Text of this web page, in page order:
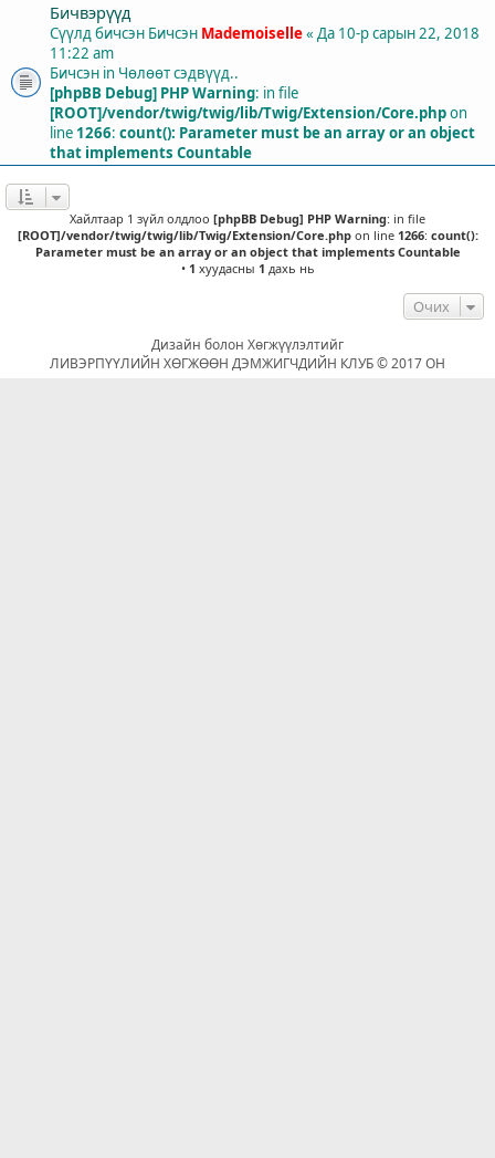
Бичвэрүүд
Сүүлд бичсэн Бичсэн Mademoiselle« Да 10-р сарын 22, 2018
11:22 am
Бичсэн in Чөлөөт сэдвүүд..
[phpBB Debug] PHP Warning: in file
[ROOT]/vendor/twig/twig/lib/Twig/Extension/Core.phpon
line 1266: count(): Parameter must be an array or an object
that implements Countable
Хайлтаар 1 зүйл олдлоо [phpBB Debug] PHP Warning: in file
[ROOT]/vendor/twig/twig/lib/Twig/Extension/Core.phpon line 1266: count():
Parameter must be an array or an object that implements Countable
• 1 хуудасны 1 дахь нь
Очих
Дизайн болон Хөгжүүлэлтийг
ЛИВЭРПҮҮЛИЙН ХӨГЖӨӨН ДЭМЖИГЧДИЙН КЛУБ © 2017 ОН